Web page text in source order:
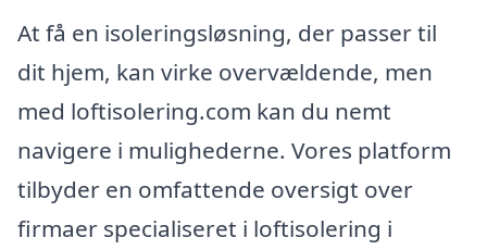
At få en isoleringsløsning, der passer til
dit hjem, kan virke overvældende, men
med loftisolering.com kan du nemt
navigere i mulighederne. Vores platform
tilbyder en omfattende oversigt over
firmaer specialiseret i loftisolering i